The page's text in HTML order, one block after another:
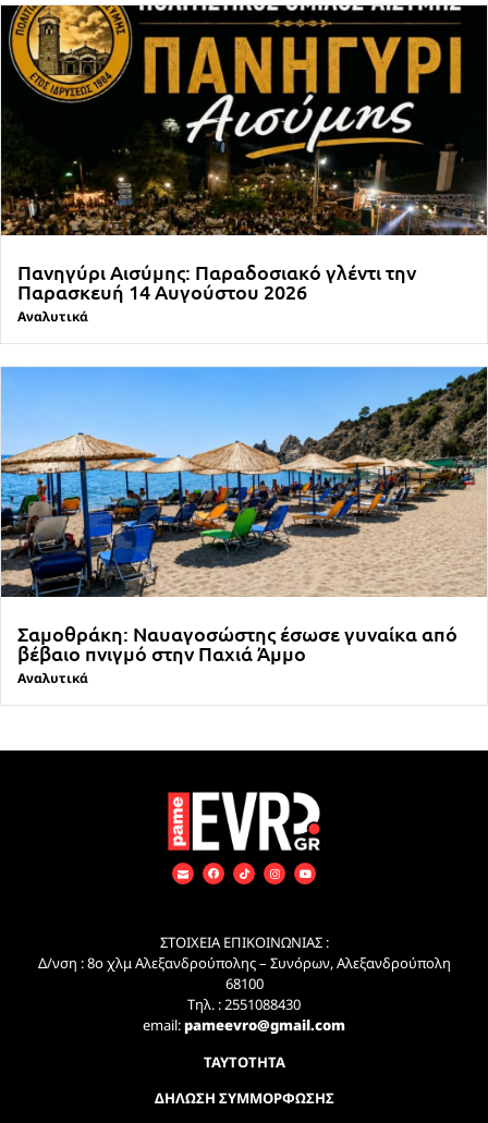
Πανηγύρι Αισύμης: Παραδοσιακό γλέντι την
Παρασκευή 14 Αυγούστου 2026
Αναλυτικά
Σαμοθράκη: Ναυαγοσώστης έσωσε γυναίκα από
βέβαιο πνιγμό στην Παχιά Άμμο
Αναλυτικά
ΣΤΟΙΧΕΙΑ ΕΠΙΚΟΙΝΩΝΙΑΣ :
Δ/νση : 8ο χλμ Αλεξανδρούπολης – Συνόρων, Αλεξανδρούπολη
68100
Τηλ. : 2551088430
email:pameevro@gmail.com
ΤΑΥΤΟΤΗΤΑ
ΔΗΛΩΣΗ ΣΥΜΜΟΡΦΩΣΗΣ